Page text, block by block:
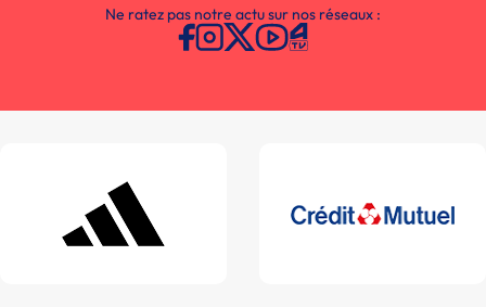
Ne ratez pas notre actu sur nos réseaux :